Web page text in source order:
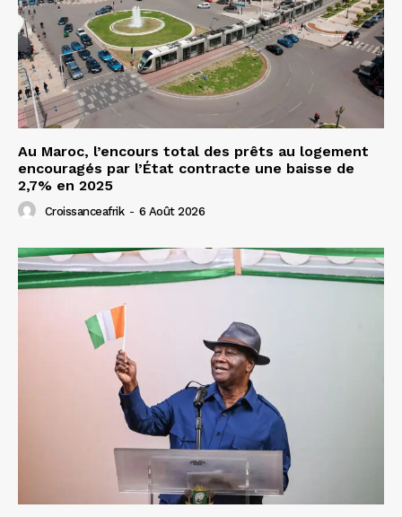
Au Maroc, l’encours total des prêts au logement
encouragés par l’État contracte une baisse de
2,7% en 2025
Croissanceafrik - 6 Août 2026